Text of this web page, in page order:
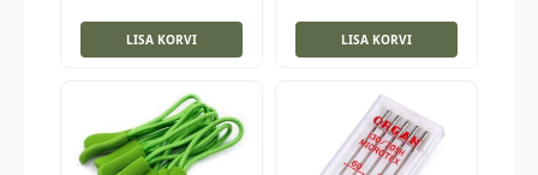
LISA KORVI LISA KORVI